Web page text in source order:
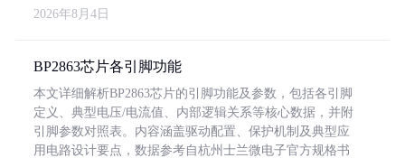
2026年8月4日
BP2863芯片各引脚功能
本文详细解析BP2863芯片的引脚功能及参数，包括各引脚
定义、典型电压/电流值、内部逻辑关系等核心数据，并附
引脚参数对照表。内容涵盖驱动配置、保护机制及典型应
用电路设计要点，数据参考自杭州士兰微电子官方规格书